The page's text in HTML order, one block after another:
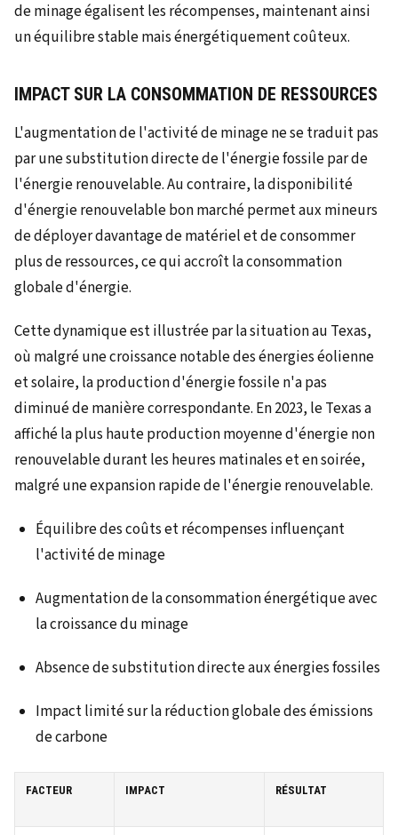
de minage égalisent les récompenses, maintenant ainsi
un équilibre stable mais énergétiquement coûteux.
IMPACT SUR LA CONSOMMATION DE RESSOURCES
L'augmentation de l'activité de minage ne se traduit pas
par une substitution directe de l'énergie fossile par de
l'énergie renouvelable. Au contraire, la disponibilité
d'énergie renouvelable bon marché permet aux mineurs
de déployer davantage de matériel et de consommer
plus de ressources, ce qui accroît la consommation
globale d'énergie.
Cette dynamique est illustrée par la situation au Texas,
où malgré une croissance notable des énergies éolienne
et solaire, la production d'énergie fossile n'a pas
diminué de manière correspondante. En 2023, le Texas a
affiché la plus haute production moyenne d'énergie non
renouvelable durant les heures matinales et en soirée,
malgré une expansion rapide de l'énergie renouvelable.
Équilibre des coûts et récompenses influençant
l'activité de minage
Augmentation de la consommation énergétique avec
la croissance du minage
Absence de substitution directe aux énergies fossiles
Impact limité sur la réduction globale des émissions
de carbone
FACTEUR IMPACT RÉSULTAT